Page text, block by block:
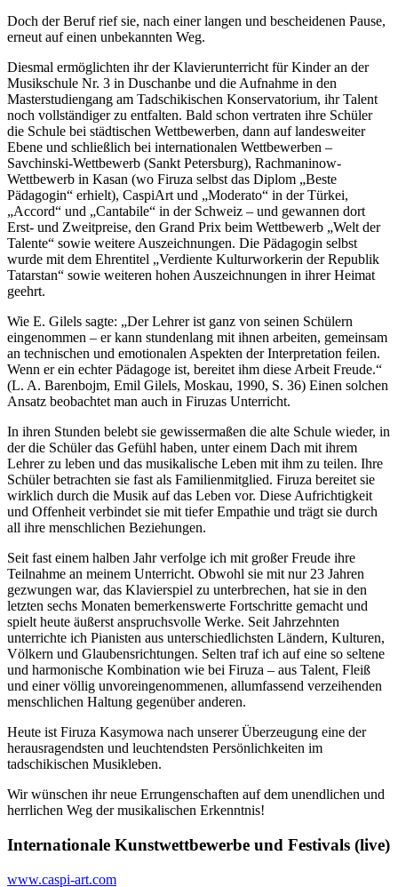
Doch der Beruf rief sie, nach einer langen und bescheidenen Pause,
erneut auf einen unbekannten Weg.
Diesmal ermöglichten ihr der Klavierunterricht für Kinder an der
Musikschule Nr. 3 in Duschanbe und die Aufnahme in den
Masterstudiengang am Tadschikischen Konservatorium, ihr Talent
noch vollständiger zu entfalten. Bald schon vertraten ihre Schüler
die Schule bei städtischen Wettbewerben, dann auf landesweiter
Ebene und schließlich bei internationalen Wettbewerben –
Savchinski-Wettbewerb (Sankt Petersburg), Rachmaninow-
Wettbewerb in Kasan (wo Firuza selbst das Diplom „Beste
Pädagogin“ erhielt), CaspiArt und „Moderato“ in der Türkei,
„Accord“ und „Cantabile“ in der Schweiz – und gewannen dort
Erst- und Zweitpreise, den Grand Prix beim Wettbewerb „Welt der
Talente“ sowie weitere Auszeichnungen. Die Pädagogin selbst
wurde mit dem Ehrentitel „Verdiente Kulturworkerin der Republik
Tatarstan“ sowie weiteren hohen Auszeichnungen in ihrer Heimat
geehrt.
Wie E. Gilels sagte: „Der Lehrer ist ganz von seinen Schülern
eingenommen – er kann stundenlang mit ihnen arbeiten, gemeinsam
an technischen und emotionalen Aspekten der Interpretation feilen.
Wenn er ein echter Pädagoge ist, bereitet ihm diese Arbeit Freude.“
(L. A. Barenbojm, Emil Gilels, Moskau, 1990, S. 36) Einen solchen
Ansatz beobachtet man auch in Firuzas Unterricht.
In ihren Stunden belebt sie gewissermaßen die alte Schule wieder, in
der die Schüler das Gefühl haben, unter einem Dach mit ihrem
Lehrer zu leben und das musikalische Leben mit ihm zu teilen. Ihre
Schüler betrachten sie fast als Familienmitglied. Firuza bereitet sie
wirklich durch die Musik auf das Leben vor. Diese Aufrichtigkeit
und Offenheit verbindet sie mit tiefer Empathie und trägt sie durch
all ihre menschlichen Beziehungen.
Seit fast einem halben Jahr verfolge ich mit großer Freude ihre
Teilnahme an meinem Unterricht. Obwohl sie mit nur 23 Jahren
gezwungen war, das Klavierspiel zu unterbrechen, hat sie in den
letzten sechs Monaten bemerkenswerte Fortschritte gemacht und
spielt heute äußerst anspruchsvolle Werke. Seit Jahrzehnten
unterrichte ich Pianisten aus unterschiedlichsten Ländern, Kulturen,
Völkern und Glaubensrichtungen. Selten traf ich auf eine so seltene
und harmonische Kombination wie bei Firuza – aus Talent, Fleiß
und einer völlig unvoreingenommenen, allumfassend verzeihenden
menschlichen Haltung gegenüber anderen.
Heute ist Firuza Kasymowa nach unserer Überzeugung eine der
herausragendsten und leuchtendsten Persönlichkeiten im
tadschikischen Musikleben.
Wir wünschen ihr neue Errungenschaften auf dem unendlichen und
herrlichen Weg der musikalischen Erkenntnis!
Internationale Kunstwettbewerbe und Festivals (live)
www.caspi-art.com